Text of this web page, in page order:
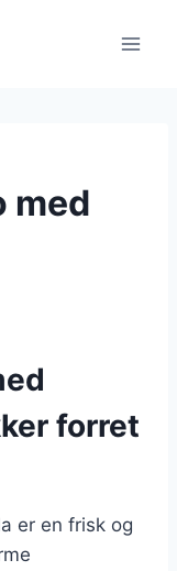
med
forret
er en frisk og